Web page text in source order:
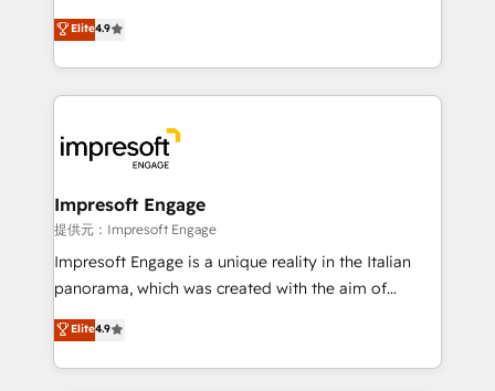
Platform Migration Excellence. • Top 3 Partner of the
Year LATAM 2022, 2023, 2024, 2025. • Partner of the
business with HubSpot? Let Cebra’s experts help
you grow faster, smarter, and with impact.
thinkers. We blend strategy, design, and
development—always fueled by curiosity—to turn
ideas, opportunities, and challenges into meaningful
experiences. To us, technology is more than just
and—most importantly—simple. That’s why we lean
into bold ideas and shape them into thoughtful
products and strategies that actually make a
difference.
Elite4.9
Impresoft Engage
提供元：Impresoft Engage
Impresoft Engage is a unique reality in the Italian
panorama, which was created with the aim of
putting Customer Experience at the center by
creating digital environments capable of integrating
people, processes and data. We offer the best
Elite4.9